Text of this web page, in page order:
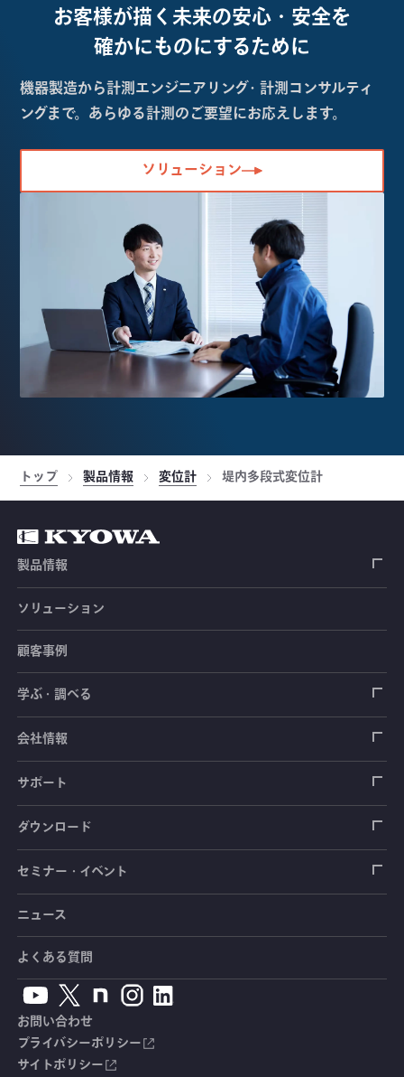
お客様が描く未来の安心・安全を
確かにものにするために
機器製造から計測エンジニアリング・計測コンサルティ
ングまで。あらゆる計測のご要望にお応えします。
ソリューション
トップ 製品情報 変位計 堤内多段式変位計
製品情報
ひずみゲージ
センサ（変換器）
ロードセル
加速度センサ
圧力センサ
トルクセンサ
土木建築用センサ
荷重計
土圧計
間隙水圧計
傾斜計
鉄筋計
沈下計
応力計
自動車用センサ
シートベルト張力計
操舵力・操舵角計
手ブレーキ計・チェンジレバー操作力計
踏力計
ホイールトルクセンサ
人体ダミー用センサ
測定器
データロガー
指示計・表示器
増幅器（アンプ）
ハンディ測定器（チェッカ）
ソフトウェア
計測システム
道路用計測システム
鉄道用計測システム
自動車用計測システム
土木用計測システム
ブリッジボックス
ケーブル・コネクタ
アクセサリ
製品・サービスTopics
ソリューション
顧客事例
学ぶ・調べる
ひずみゲージ
センサ（変換器）
測定器
光ファイバ計測ソリューション - 学ぶ・調べる
共和技報
単位変換表
用語集
会社情報
拠点情報
会社概要
サポート
製品輸出時の取り扱いと該非判定書
毒物及び劇物譲受書
安全データシート（SDS）
カタログ・資料のダウンロード
生産終了製品一覧
拠点情報
ダウンロード
カタログ
取扱説明書
CADデータ
ソフトウェアバージョンアップ
総合カタログ
セミナー・イベント
セミナー・講習会
イベント・展示会
ニュース
よくある質問
お問い合わせ
プライバシーポリシー
サイトポリシー